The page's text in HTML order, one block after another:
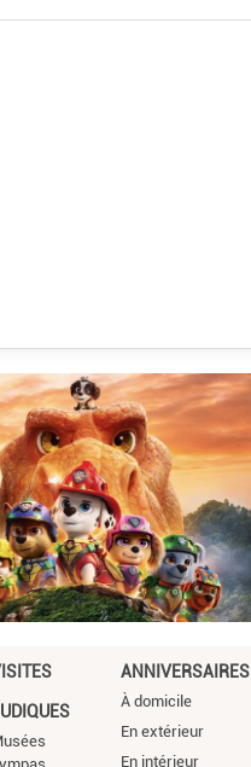
ANNIVERSAIRES
À domicile
En extérieur
En intérieur